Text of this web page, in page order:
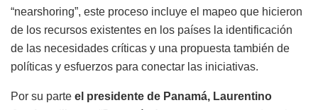
“nearshoring”, este proceso incluye el mapeo que hicieron
de los recursos existentes en los países la identificación
de las necesidades críticas y una propuesta también de
políticas y esfuerzos para conectar las iniciativas.
Por su parte el presidente de Panamá, Laurentino